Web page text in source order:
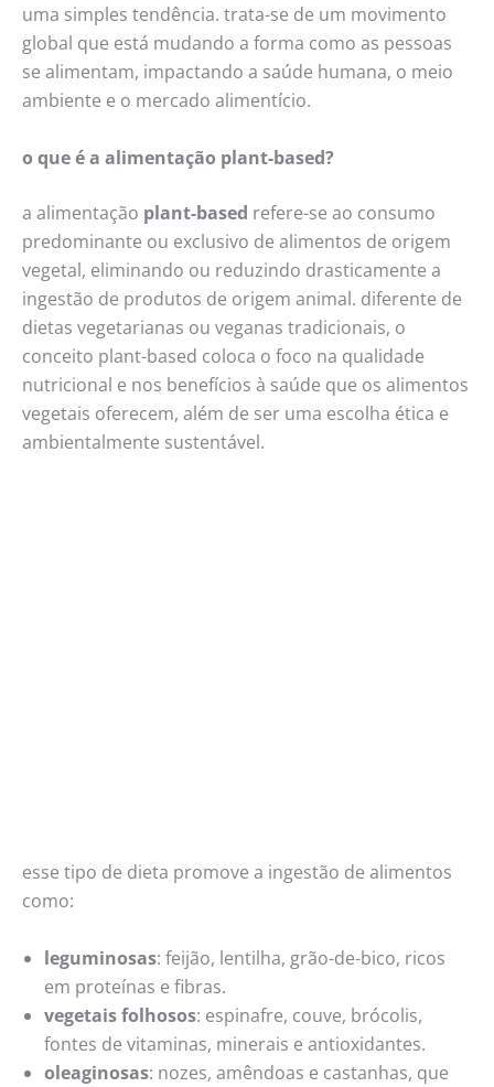
uma simples tendência. trata-se de um movimento
global que está mudando a forma como as pessoas
se alimentam, impactando a saúde humana, o meio
ambiente e o mercado alimentício.
o que é a alimentação plant-based?
a alimentação plant-based refere-se ao consumo
predominante ou exclusivo de alimentos de origem
vegetal, eliminando ou reduzindo drasticamente a
ingestão de produtos de origem animal. diferente de
dietas vegetarianas ou veganas tradicionais, o
conceito plant-based coloca o foco na qualidade
nutricional e nos benefícios à saúde que os alimentos
vegetais oferecem, além de ser uma escolha ética e
ambientalmente sustentável.
esse tipo de dieta promove a ingestão de alimentos
como:
leguminosas: feijão, lentilha, grão-de-bico, ricos
em proteínas e fibras.
vegetais folhosos: espinafre, couve, brócolis,
fontes de vitaminas, minerais e antioxidantes.
oleaginosas: nozes, amêndoas e castanhas, que